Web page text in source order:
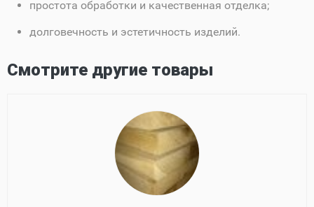
простота обработки и качественная отделка;
долговечность и эстетичность изделий.
Смотрите другие товары